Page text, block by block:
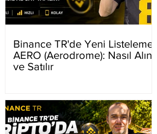
Binance TR'de Yeni Listeleme
AERO (Aerodrome): Nasıl Alınır
ve Satılır